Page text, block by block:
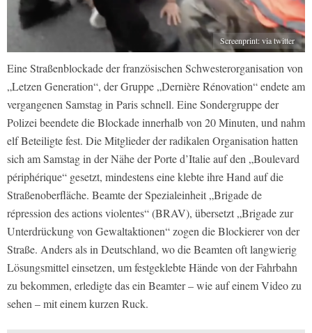
Screenprint: via twitter
Eine Straßenblockade der französischen Schwesterorganisation von
„Letzen Generation“, der Gruppe „Dernière Rénovation“ endete am
vergangenen Samstag in Paris schnell. Eine Sondergruppe der
Polizei beendete die Blockade innerhalb von 20 Minuten, und nahm
elf Beteiligte fest. Die Mitglieder der radikalen Organisation hatten
sich am Samstag in der Nähe der Porte d’Italie auf den „Boulevard
périphérique“ gesetzt, mindestens eine klebte ihre Hand auf die
Straßenoberfläche. Beamte der Spezialeinheit „Brigade de
répression des actions violentes“ (BRAV), übersetzt „Brigade zur
Unterdrückung von Gewaltaktionen“ zogen die Blockierer von der
Straße. Anders als in Deutschland, wo die Beamten oft langwierig
Lösungsmittel einsetzen, um festgeklebte Hände von der Fahrbahn
zu bekommen, erledigte das ein Beamter – wie auf einem Video zu
sehen – mit einem kurzen Ruck.